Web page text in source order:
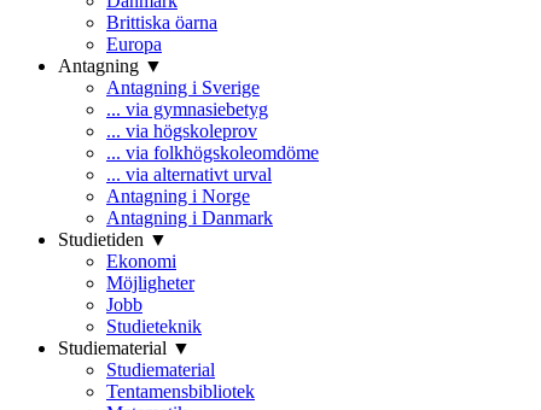
Brittiska öarna
Europa
Antagning ▼
Antagning i Sverige
... via gymnasiebetyg
... via högskoleprov
... via folkhögskoleomdöme
... via alternativt urval
Antagning i Norge
Antagning i Danmark
Studietiden ▼
Ekonomi
Möjligheter
Jobb
Studieteknik
Studiematerial ▼
Studiematerial
Tentamensbibliotek